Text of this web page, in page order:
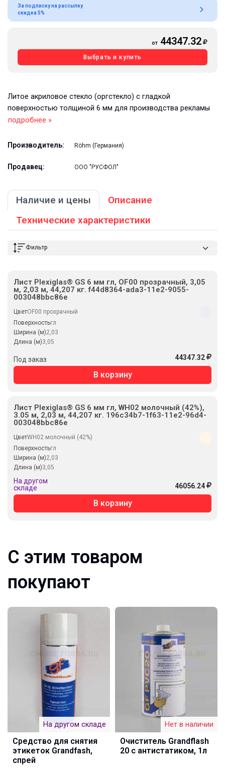
За подписку на рассылку
скидка 5%
от 44347.32
Выбрать и купить
Литое акриловое стекло (оргстекло) с гладкой
поверхностью толщиной 6 мм для производства рекламы
подробнее »
Производитель: Röhm (Германия)
Продавец: ООО "РУСФОЛ"
Наличие и цены
Описание
Технические характеристики
Фильтр
Лист Plexiglas® GS 6 мм гл, OF00 прозрачный, 3,05
м, 2,03 м, 44,207 кг. f44d8364-ada3-11e2-9055-
003048bbc86e
ЦветOF00 прозрачный
Поверхностьгл
Ширина (м)2,03
Длина (м)3,05
Под заказ 44347.32
В корзину
Лист Plexiglas® GS 6 мм гл, WH02 молочный (42%),
3.05 м, 2,03 м, 44,207 кг. 196c34b7-1f63-11e2-96d4-
003048bbc86e
ЦветWH02 молочный (42%)
Поверхностьгл
Ширина (м)2,03
Длина (м)3,05
На другом
складе
46056.24
В корзину
С этим товаром
покупают
На другом складе
Средство для снятия
этикеток Grandfash,
спрей
Нет в наличии
Очиститель Grandflash
20 с антистатиком, 1л